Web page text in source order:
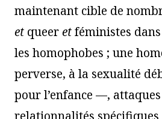
maintenant cible de
et queeretféministes
les homophobes ; une
perverse, à la sexualité
pour l’enfance —,